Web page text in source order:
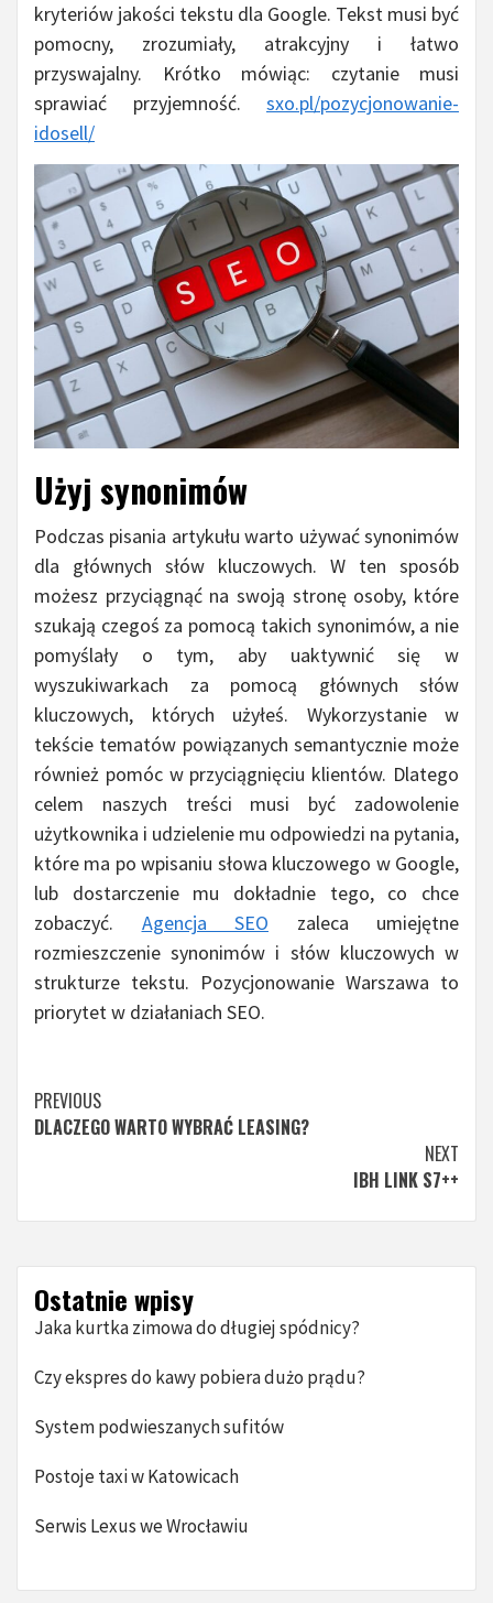
kryteriów jakości tekstu dla Google. Tekst musi być
pomocny, zrozumiały, atrakcyjny i łatwo
przyswajalny. Krótko mówiąc: czytanie musi
sprawiać przyjemność. sxo.pl/pozycjonowanie-
idosell/
Użyj synonimów
Podczas pisania artykułu warto używać synonimów
dla głównych słów kluczowych. W ten sposób
możesz przyciągnąć na swoją stronę osoby, które
szukają czegoś za pomocą takich synonimów, a nie
pomyślały o tym, aby uaktywnić się w
wyszukiwarkach za pomocą głównych słów
kluczowych, których użyłeś. Wykorzystanie w
tekście tematów powiązanych semantycznie może
również pomóc w przyciągnięciu klientów. Dlatego
celem naszych treści musi być zadowolenie
użytkownika i udzielenie mu odpowiedzi na pytania,
które ma po wpisaniu słowa kluczowego w Google,
lub dostarczenie mu dokładnie tego, co chce
zobaczyć. Agencja SEO zaleca umiejętne
rozmieszczenie synonimów i słów kluczowych w
strukturze tekstu. Pozycjonowanie Warszawa to
priorytet w działaniach SEO.
Continue
Reading
PREVIOUS
DLACZEGO WARTO WYBRAĆ LEASING?
NEXT
IBH LINK S7++
Ostatnie wpisy
Jaka kurtka zimowa do długiej spódnicy?
Czy ekspres do kawy pobiera dużo prądu?
System podwieszanych sufitów
Postoje taxi w Katowicach
Serwis Lexus we Wrocławiu